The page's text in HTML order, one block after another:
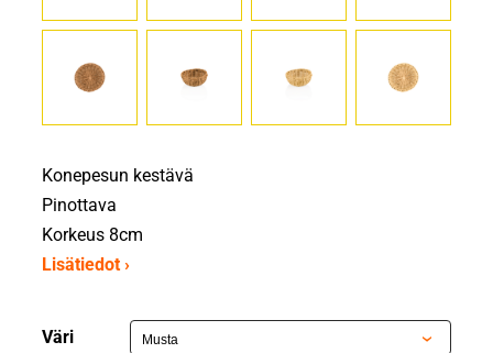
Konepesun kestävä
Pinottava
Korkeus 8cm
Lisätiedot ›
Väri